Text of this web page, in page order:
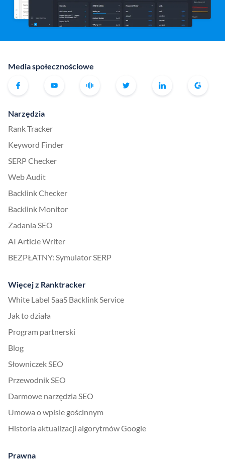
Media społecznościowe
Narzędzia
Rank Tracker
Keyword Finder
SERP Checker
Web Audit
Backlink Checker
Backlink Monitor
Zadania SEO
AI Article Writer
BEZPŁATNY: Symulator SERP
Więcej z Ranktracker
White Label SaaS Backlink Service
Jak to działa
Program partnerski
Blog
Słowniczek SEO
Przewodnik SEO
Darmowe narzędzia SEO
Umowa o wpisie gościnnym
Historia aktualizacji algorytmów Google
Prawna